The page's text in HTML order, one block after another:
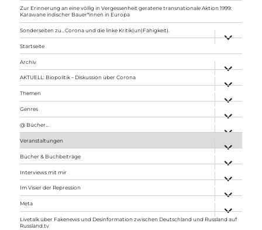
Zur Erinnerung an eine völlig in Vergessenheit geratene transnationale Aktion 1999:
Karawane indischer Bauer*innen in Europa
Sonderseiten zu…Corona und die linke Kritik(un)Fähigkeit).
anzeigen
Startseite
Archiv
anzeigen
AKTUELL: Biopolitik – Diskussion über Corona
anzeigen
Themen
anzeigen
Genres
anzeigen
@ Bücher…
Veranstaltungen
anzeigen
Bücher & Buchbeiträge
anzeigen
Interviews mit mir
anzeigen
Im Visier der Repression
anzeigen
Meta
anzeigen
Livetalk über Fakenews und Desinformation zwischen Deutschland und Russland auf
Russland.tv